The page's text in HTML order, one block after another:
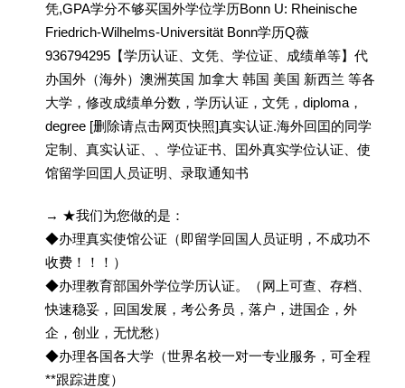
凭,GPA学分不够买国外学位学历Bonn U: Rheinische
Friedrich-Wilhelms-Universität Bonn学历Q薇
936794295【学历认证、文凭、学位证、成绩单等】代
办国外（海外）澳洲英国 加拿大 韩国 美国 新西兰 等各
大学，修改成绩单分数，学历认证，文凭，diploma，
degree [删除请点击网页快照]真实认证.海外回囯的同学
定制、真实认证、、学位证书、囯外真实学位认证、使
馆留学回囯人员证明、录取通知书
→ ★我们为您做的是：
◆办理真实使馆公证（即留学回国人员证明，不成功不
收费！！！）
◆办理教育部国外学位学历认证。（网上可查、存档、
快速稳妥，回国发展，考公务员，落户，进国企，外
企，创业，无忧愁）
◆办理各国各大学（世界名校一对一专业服务，可全程
**跟踪进度）